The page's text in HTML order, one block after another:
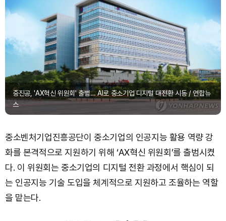
중진공, 'AX혁신 위원회' 출범… AI로 중소기업 디지털 대전환 시동 / 연합뉴
스
중소벤처기업진흥공단이 중소기업의 인공지능 활용 역량 강
화를 본격적으로 지원하기 위해 ‘AX혁신 위원회’를 출범시켰
다. 이 위원회는 중소기업의 디지털 전환 과정에서 핵심이 되
는 인공지능 기술 도입을 체계적으로 지원하고 조율하는 역할
을 맡는다.